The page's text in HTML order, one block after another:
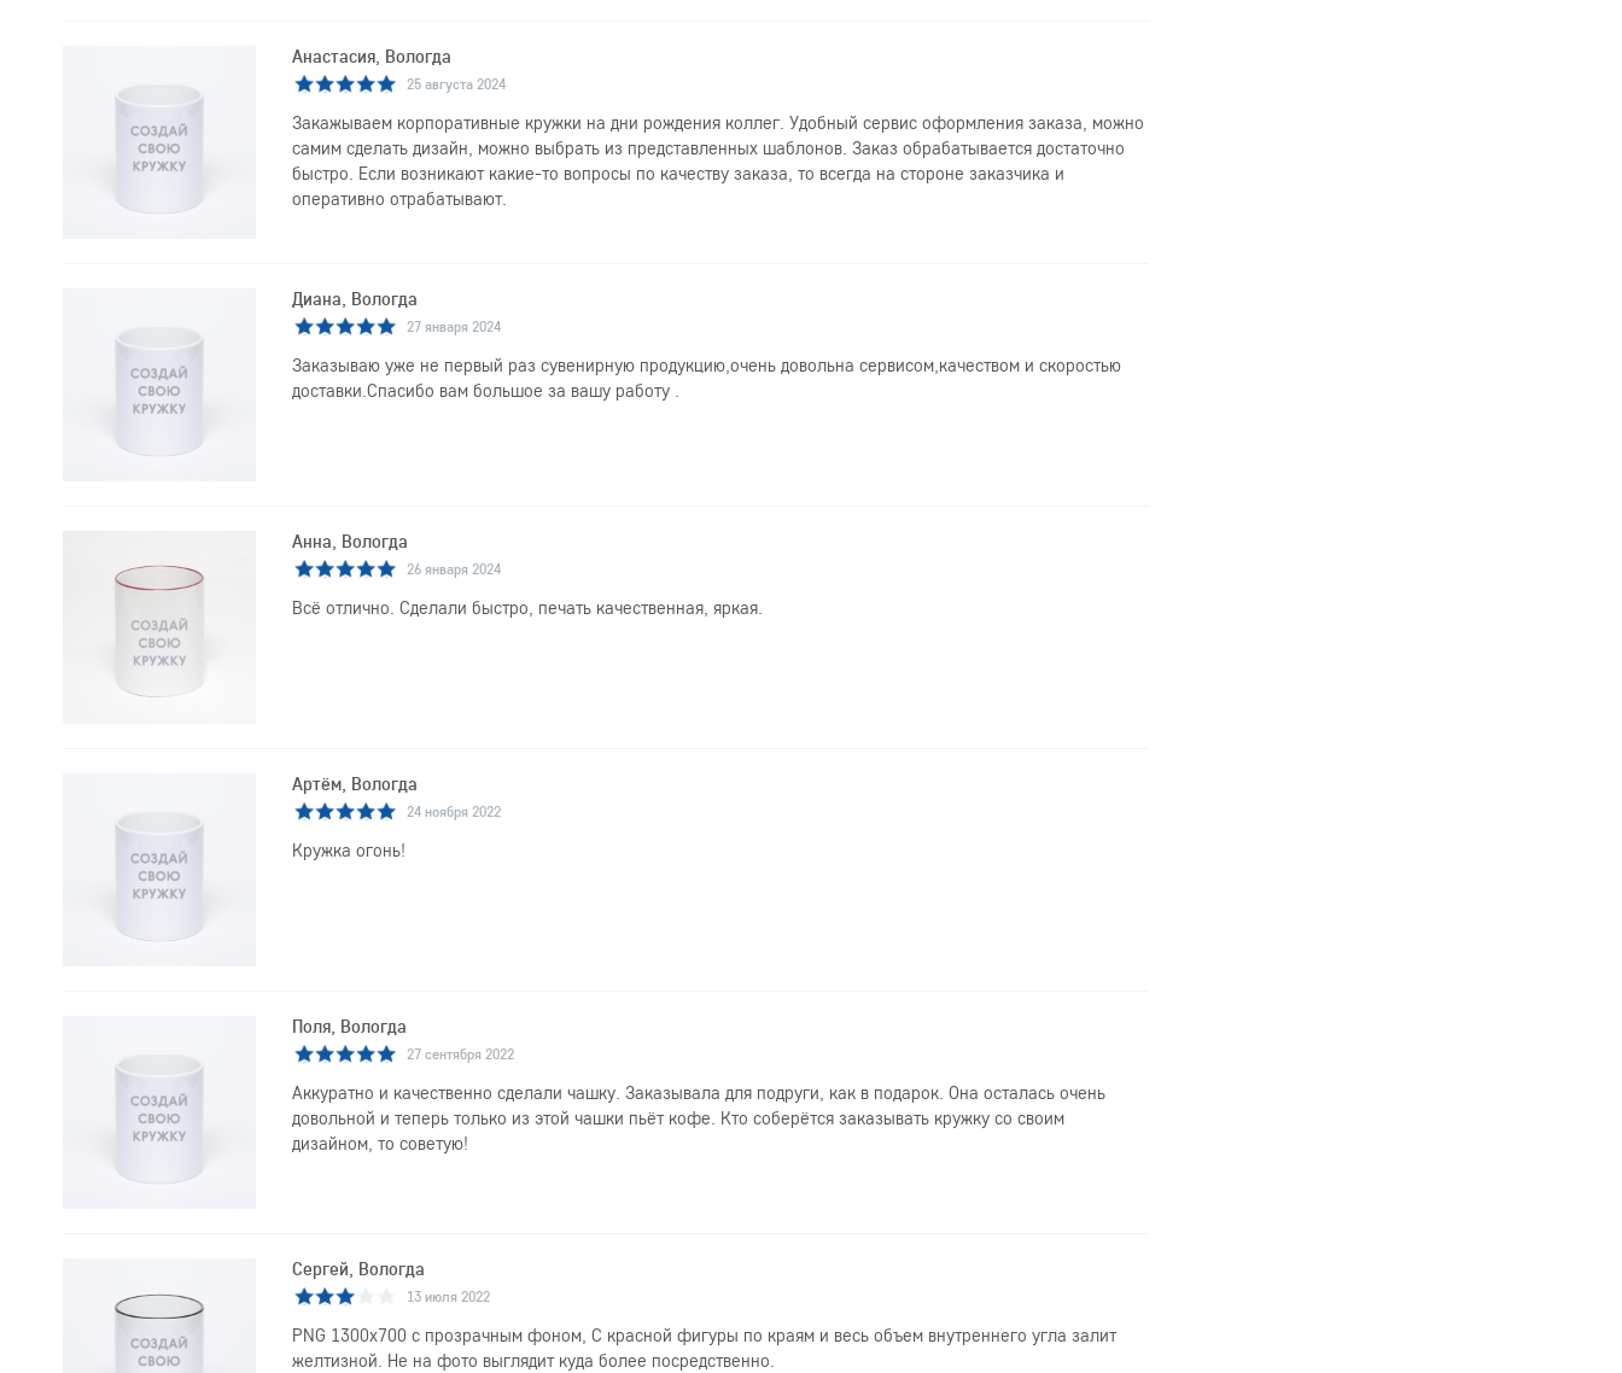
Анастасия, Вологда
25 августа 2024
Закажываем корпоративные кружки на дни рождения коллег. Удобный сервис оформления заказа, можно
самим сделать дизайн, можно выбрать из представленных шаблонов. Заказ обрабатывается достаточно
быстро. Если возникают какие-то вопросы по качеству заказа, то всегда на стороне заказчика и
оперативно отрабатывают.
Диана, Вологда
27 января 2024
Заказываю уже не первый раз сувенирную продукцию,очень довольна сервисом,качеством и скоростью
доставки.Спасибо вам большое за вашу работу .
Анна, Вологда
26 января 2024
Всё отлично. Сделали быстро, печать качественная, яркая.
Артём, Вологда
24 ноября 2022
Кружка огонь!
Поля, Вологда
27 сентября 2022
Аккуратно и качественно сделали чашку. Заказывала для подруги, как в подарок. Она осталась очень
довольной и теперь только из этой чашки пьёт кофе. Кто соберётся заказывать кружку со своим
дизайном, то советую!
Сергей, Вологда
13 июля 2022
PNG 1300x700 с прозрачным фоном, С красной фигуры по краям и весь объем внутреннего угла залит
желтизной. Не на фото выглядит куда более посредственно.